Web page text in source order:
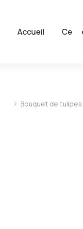
Accueil Ce
Bouquet de tulipes